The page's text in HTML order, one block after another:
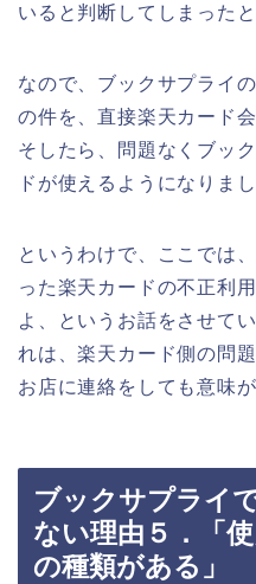
いると判断してしまった
なので、ブックサプライ
の件を、直接楽天カード
そしたら、問題なくブッ
ドが使えるようになりまし
というわけで、ここでは
った楽天カードの不正利
よ、というお話をさせて
れは、楽天カード側の問
お店に連絡をしても意味
ブックサプライ
ない理由５．「
の種類がある」